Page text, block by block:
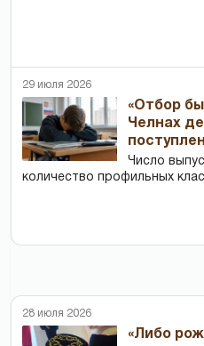
29 июля 2026
«Отбор
Челнах
Число
количество профильных
28 июля 2026
«Либо